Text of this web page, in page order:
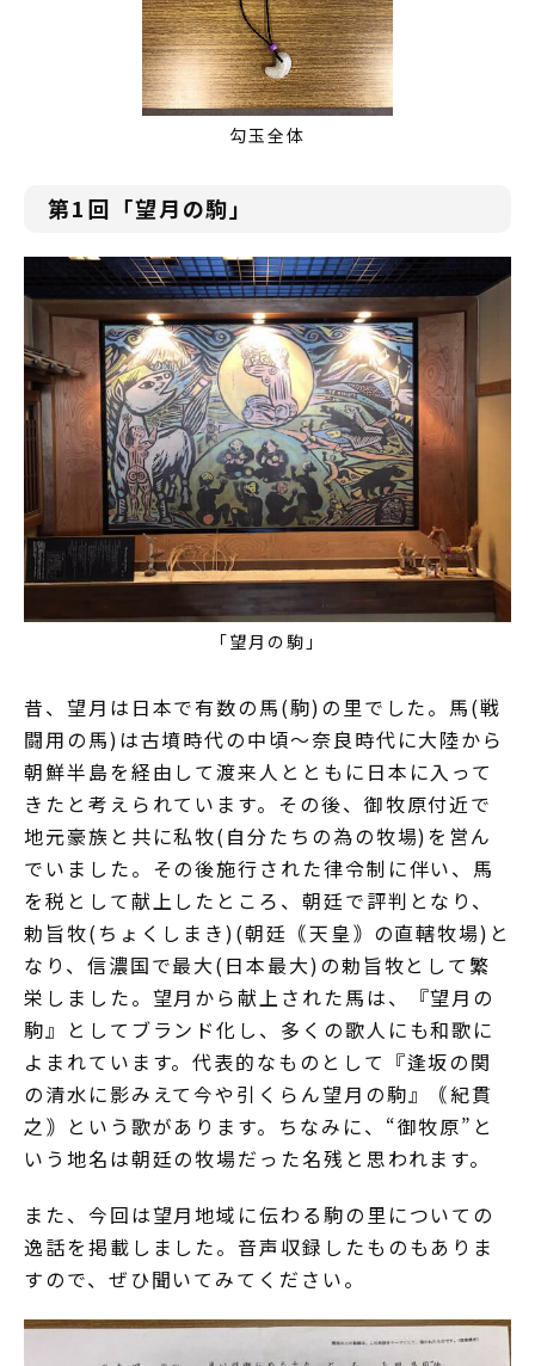
勾玉全体
第1回「望月の駒」
「望月の駒」
昔、望月は日本で有数の馬(駒)の里でした。馬(戦
闘用の馬)は古墳時代の中頃～奈良時代に大陸から
朝鮮半島を経由して渡来人とともに日本に入って
きたと考えられています。その後、御牧原付近で
地元豪族と共に私牧(自分たちの為の牧場)を営ん
でいました。その後施行された律令制に伴い、馬
を税として献上したところ、朝廷で評判となり、
勅旨牧(ちょくしまき)(朝廷｟天皇｠の直轄牧場)と
なり、信濃国で最大(日本最大)の勅旨牧として繁
栄しました。望月から献上された馬は、『望月の
駒』としてブランド化し、多くの歌人にも和歌に
よまれています。代表的なものとして『逢坂の関
の清水に影みえて今や引くらん望月の駒』｟紀貫
之｠という歌があります。ちなみに、“御牧原”と
いう地名は朝廷の牧場だった名残と思われます。
また、今回は望月地域に伝わる駒の里についての
逸話を掲載しました。音声収録したものもありま
すので、ぜひ聞いてみてください。